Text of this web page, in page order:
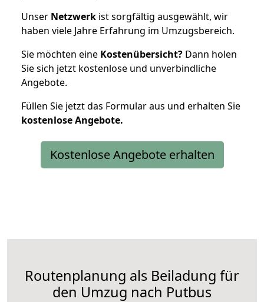
Unser Netzwerk ist sorgfältig ausgewählt, wir
haben viele Jahre Erfahrung im Umzugsbereich.
Sie möchten eine Kostenübersicht? Dann holen
Sie sich jetzt kostenlose und unverbindliche
Angebote.
Füllen Sie jetzt das Formular aus und erhalten Sie
kostenloseAngebote.
Kostenlose Angebote erhalten
Routenplanung als Beiladung für
den Umzug nach Putbus